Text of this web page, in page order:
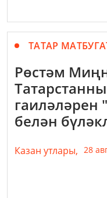
ТАТАР
Рөстәм
гаиләләрен
белән
Казан утлары, 28